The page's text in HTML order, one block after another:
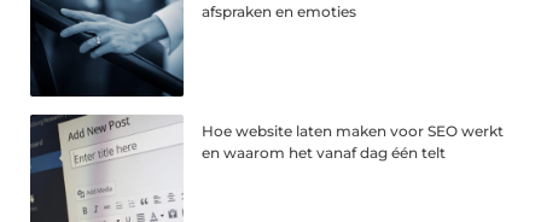
afspraken en emoties
Hoe website laten maken voor SEO werkt
en waarom het vanaf dag één telt